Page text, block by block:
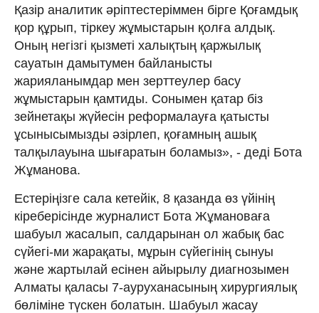
Қазір аналитик әріптестеріммен бірге Қоғамдық
қор құрып, тіркеу жұмыстарын қолға алдық.
Оның негізгі қызметі халықтың қаржылық
сауатын дамытумен байланысты
жарияланымдар мен зерттеулер басу
жұмыстарын қамтиды. Сонымен қатар біз
зейнетақы жүйесін реформалауға қатысты
ұсынысымызды әзірлеп, қоғамның ашық
талқылауына шығаратын боламыз», - деді Бота
Жұманова.
Естеріңізге сала кетейік, 8 қазанда өз үйінің
кіреберісінде журналист Бота Жұмановаға
шабуыл жасалып, салдарынан ол жабық бас
сүйегі-ми жарақаты, мұрын сүйегінің сынуы
және жартылай есінен айырылу диагнозымен
Алматы қаласы 7-ауруханасының хирургиялық
бөліміне түскен болатын. Шабуыл жасау